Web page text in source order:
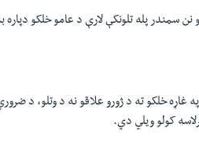
نن سمندر پله تلونکې لارې د عامو خلکو
خلکو ته د ژورو علاقو نه د وتلو، د
کولو ويلي دي.